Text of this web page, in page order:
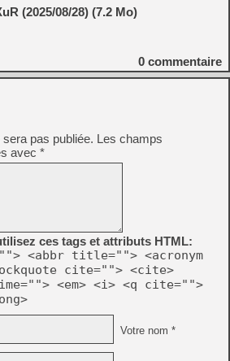
(2025/08/28) (7.2 Mo)
0 commentaire
pas publiée. Les champs
avec *
ces tags et attributs HTML:
<abbr title=""> <acronym
cite=""> <cite>
<em> <i> <q cite="">
Votre nom *